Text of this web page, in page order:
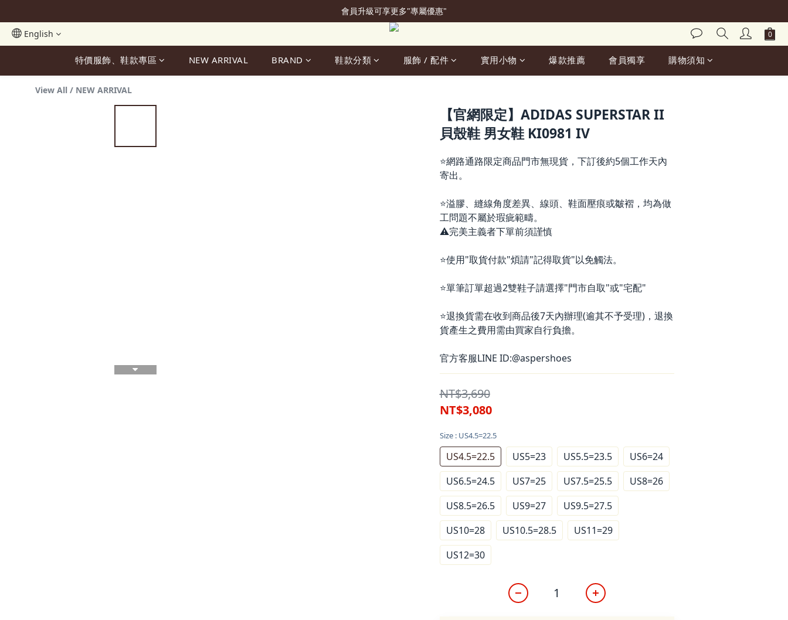
加入會員立即贈50元購物金
會員升級可享更多"專屬優惠"
加入會員立即贈50元購物金
English
特價服飾、鞋款專區 NEW ARRIVAL BRAND 鞋款分類 服飾 / 配件 實用小物 爆款推薦 會員獨享 購物須知
View All / NEW ARRIVAL
【官網限定】ADIDAS SUPERSTAR II
貝殼鞋 男女鞋 KI0981 IV
⭐網路通路限定商品門市無現貨，下訂後約5個工作天內
寄出。
⭐溢膠、縫線角度差異、線頭、鞋面壓痕或皺褶，均為做
工問題不屬於瑕疵範疇。
⚠️完美主義者下單前須謹慎
⭐使用"取貨付款"煩請"記得取貨"以免觸法。
⭐單筆訂單超過2雙鞋子請選擇"門市自取"或"宅配"
⭐退換貨需在收到商品後7天內辦理(逾其不予受理)，退換
貨產生之費用需由買家自行負擔。
官方客服LINE ID:@aspershoes
NT$3,690
NT$3,080
Size : US4.5=22.5
US4.5=22.5 US5=23 US5.5=23.5
US6=24
US6.5=24.5
US7=25 US7.5=25.5
US8=26
US8.5=26.5
US9=27
US9.5=27.5
US10=28
US10.5=28.5
US11=29
US12=30